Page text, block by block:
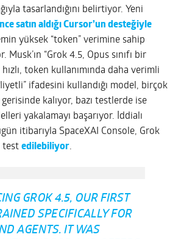
tasarlandığını belirtiyor. Yeni
satın aldığı Cursor’un desteğiyle
yüksek “token” verimine sahip
Musk’ın “Grok 4.5, Opus sınıfı bir
token kullanımında daha verimli
ifadesini kullandığı model, birçok
kalıyor, bazı testlerde ise
yakalamayı başarıyor. İddialı
itibarıyla SpaceXAI Console, Grok
testedilebiliyor.
GROK 4.5, OUR FIRST
SPECIFICALLY FOR
AGENTS. IT WAS